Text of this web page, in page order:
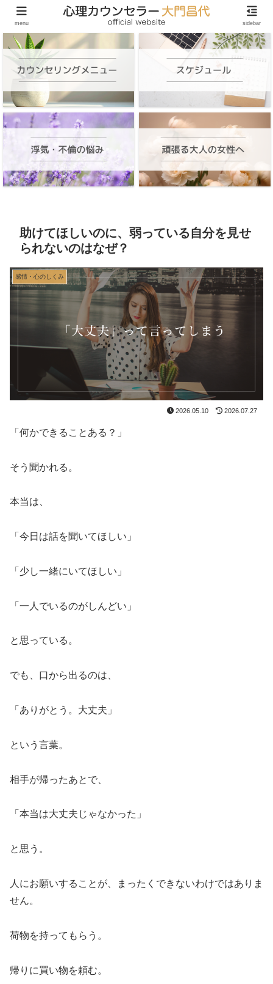
頑張る大人の女性のためのオンラインカウンセリング
助けてほしいのに、弱っている自分を見せ
られないのはなぜ？
感情・心のしくみ
2026.05.10 2026.07.27
「何かできることある？」
そう聞かれる。
本当は、
「今日は話を聞いてほしい」
「少し一緒にいてほしい」
「一人でいるのがしんどい」
と思っている。
でも、口から出るのは、
「ありがとう。大丈夫」
という言葉。
相手が帰ったあとで、
「本当は大丈夫じゃなかった」
と思う。
人にお願いすることが、まったくできないわけではありま
せん。
荷物を持ってもらう。
帰りに買い物を頼む。
menu sidebar